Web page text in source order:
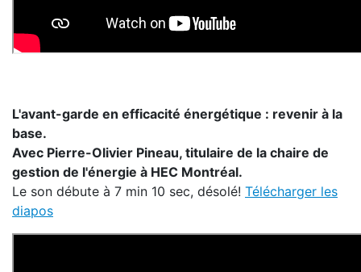
L'avant-garde en efficacité énergétique : revenir à la
base.
Avec Pierre-Olivier Pineau, titulaire de la chaire de
gestion de l'énergie à HEC Montréal.
Le son débute à 7 min 10 sec, désolé! Télécharger les
diapos